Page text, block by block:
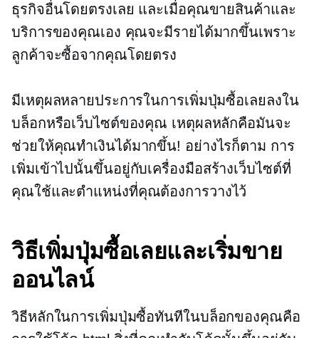
ธุรกิจอื่นโดยตรงเลย และเมื่อคุณขายสินค้าและ
บริการของคุณเอง คุณจะมีรายได้มากขึ้นเพราะ
ลูกค้าจะซื้อจากคุณโดยตรง
มีเหตุผลหลายประการในการเพิ่มปุ่มซื้อเลยลงใน
บล็อกหรือเว็บไซต์ของคุณ เหตุผลหลักคือมันจะ
ช่วยให้คุณทำเงินได้มากขึ้น! อย่างไรก็ตาม การ
เพิ่มเข้าไปนั้นขึ้นอยู่กับเครื่องมือสร้างเว็บไซต์ที่
คุณใช้และตำแหน่งที่คุณต้องการวางไว้
วิธีเพิ่มปุ่มซื้อเลยและเริ่มขาย
ออนไลน์
วิธีหลักในการเพิ่มปุ่มซื้อทันทีในบล็อกของคุณคือ